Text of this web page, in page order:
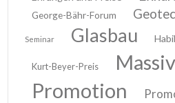
George-Bähr-Forum
Seminar Glasbau
Kurt-Beyer-Preis
Promotion